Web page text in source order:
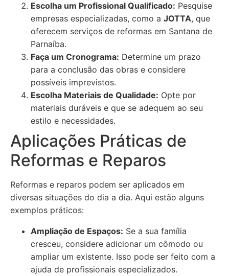
Escolha um Profissional Qualificado: Pesquise
empresas especializadas, como a JOTTA, que
oferecem serviços de reformas em Santana de
Parnaíba.
Faça um Cronograma: Determine um prazo
para a conclusão das obras e considere
possíveis imprevistos.
Escolha Materiais de Qualidade: Opte por
materiais duráveis e que se adequem ao seu
estilo e necessidades.
Aplicações Práticas de
Reformas e Reparos
Reformas e reparos podem ser aplicados em
diversas situações do dia a dia. Aqui estão alguns
exemplos práticos:
Ampliação de Espaços: Se a sua família
cresceu, considere adicionar um cômodo ou
ampliar um existente. Isso pode ser feito com a
ajuda de profissionais especializados.